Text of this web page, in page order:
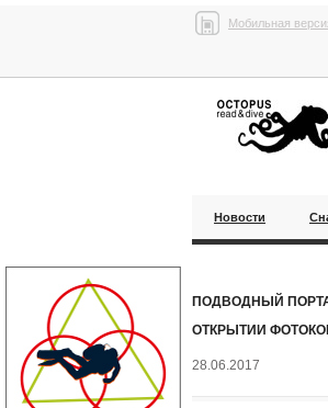
Мобильная
Новости
ПОДВОДНЫЙ
ОТКРЫТИИ
28.06.2017